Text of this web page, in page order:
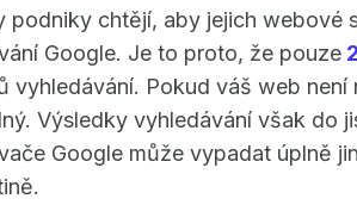
podniky chtějí, aby jejich webové
Google. Je to proto, že pouze
vyhledávání. Pokud váš web
Výsledky vyhledávání však do
Google může vypadat úplně